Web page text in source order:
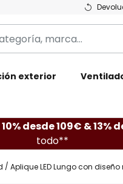
exterior
10% desde 109€ & 13%
todo**
Aplique LED Lungo con